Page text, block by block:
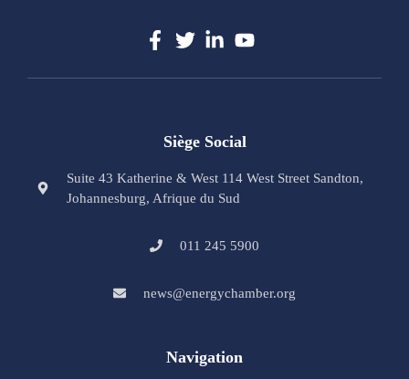
Siège Social
Suite 43 Katherine & West 114 West Street Sandton,
Johannesburg, Afrique du Sud
011 245 5900
news@energychamber.org
Navigation